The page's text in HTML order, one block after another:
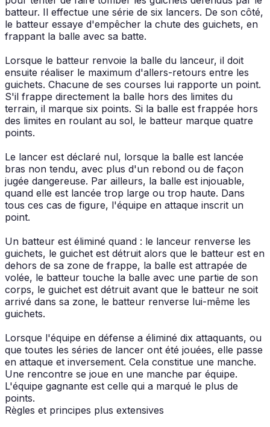
batteur. Il effectue une série de six lancers. De son côté,
le batteur essaye d'empêcher la chute des guichets, en
frappant la balle avec sa batte.
Lorsque le batteur renvoie la balle du lanceur, il doit
ensuite réaliser le maximum d'allers-retours entre les
guichets. Chacune de ses courses lui rapporte un point.
S'il frappe directement la balle hors des limites du
terrain, il marque six points. Si la balle est frappée hors
des limites en roulant au sol, le batteur marque quatre
points.
Le lancer est déclaré nul, lorsque la balle est lancée
bras non tendu, avec plus d'un rebond ou de façon
jugée dangereuse. Par ailleurs, la balle est injouable,
quand elle est lancée trop large ou trop haute. Dans
tous ces cas de figure, l'équipe en attaque inscrit un
point.
Un batteur est éliminé quand : le lanceur renverse les
guichets, le guichet est détruit alors que le batteur est en
dehors de sa zone de frappe, la balle est attrapée de
volée, le batteur touche la balle avec une partie de son
corps, le guichet est détruit avant que le batteur ne soit
arrivé dans sa zone, le batteur renverse lui-même les
guichets.
Lorsque l'équipe en défense a éliminé dix attaquants, ou
que toutes les séries de lancer ont été jouées, elle passe
en attaque et inversement. Cela constitue une manche.
Une rencontre se joue en une manche par équipe.
L'équipe gagnante est celle qui a marqué le plus de
points.
Règles et principes plus extensives